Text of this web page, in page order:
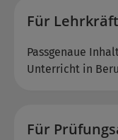
Für
Passgenaue
Unterricht in
Für